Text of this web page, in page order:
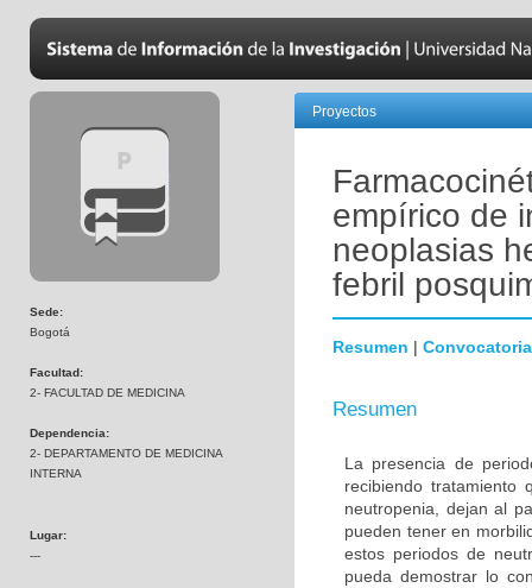
Sede:
Bogotá
Facultad:
2- FACULTAD DE MEDICINA
Dependencia:
2- DEPARTAMENTO DE MEDICINA
INTERNA
Lugar:
---
Proyectos
empírico de
neoplasias
febril
Resumen | Convocatoria
Resumen
La presencia de
recibiendo tratamiento
neutropenia, dejan al
pueden tener en
estos periodos de
pueda demostrar lo